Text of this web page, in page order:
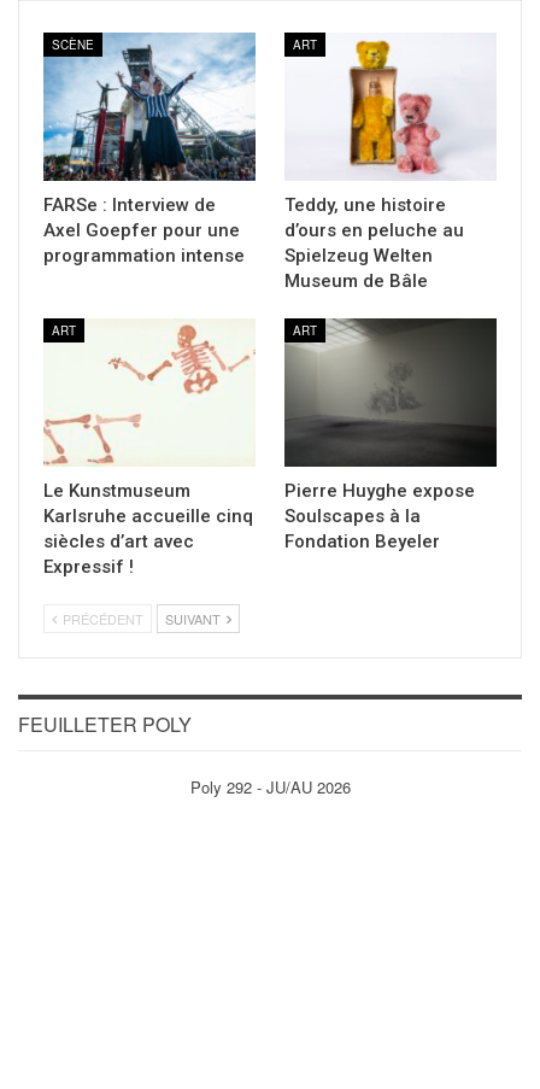
SCÈNE
FARSe : Interview de
Axel Goepfer pour une
programmation intense
ART
Teddy, une histoire
d’ours en peluche au
Spielzeug Welten
Museum de Bâle
ART
Le Kunstmuseum
Karlsruhe accueille cinq
siècles d’art avec
Expressif !
ART
Pierre Huyghe expose
Soulscapes à la
Fondation Beyeler
PRÉCÉDENT SUIVANT
FEUILLETER POLY
Poly 292 - JU/AU 2026